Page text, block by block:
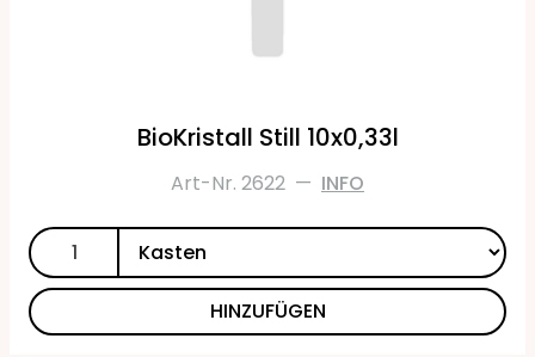
BioKristall Still 10x0,33l
Art-Nr. 2622 — INFO
HINZUFÜGEN